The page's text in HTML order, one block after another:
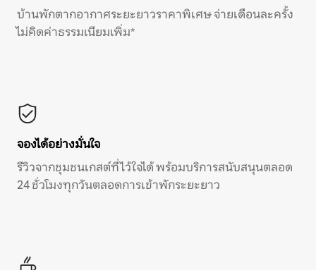
บ้านพักตากอากาศระยะยาวราคาพิเศษ จ่ายเดือนละครั้ง
ไม่คิดค่าธรรมเนียมเพิ่ม*
จองได้อย่างมั่นใจ
รีวิวจากชุมชนเกสต์ที่ไว้ใจได้ พร้อมบริการสนับสนุนตลอด
24 ชั่วโมงทุกวันตลอดการเข้าพักระยะยาว